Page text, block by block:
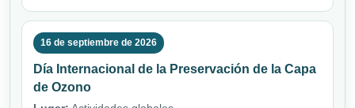
16 de septiembre de 2026
Día Internacional de la Preservación de la Capa
de Ozono